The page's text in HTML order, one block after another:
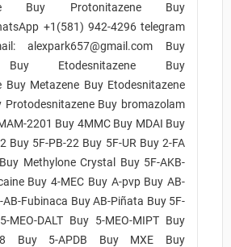
Buy Protonitazene Buy
+1(581) 942-4296 telegram
alexpark657@gmail.com Buy
Buy Etodesnitazene Buy
Buy Metazene Buy Etodesnitazene
Protodesnitazene Buy bromazolam
2201 Buy 4MMC Buy MDAI Buy
Buy 5F-PB-22 Buy 5F-UR Buy 2-FA
Methylone Crystal Buy 5F-AKB-
Buy 4-MEC Buy A-pvp Buy AB-
Fubinaca Buy AB-Piñata Buy 5F-
MEO-DALT Buy 5-MEO-MIPT Buy
Buy 5-APDB Buy MXE Buy